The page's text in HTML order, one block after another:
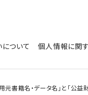
ついて 個人情報に関
書籍名・データ名」と「公